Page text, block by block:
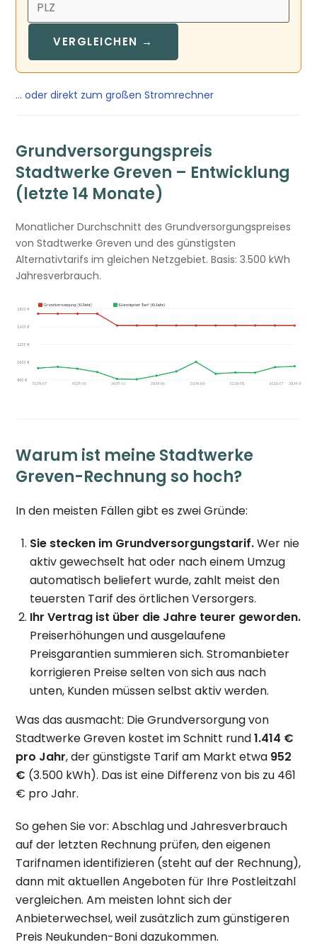
VERGLEICHEN →
… oder direkt zum großen Stromrechner
Grundversorgungspreis
Stadtwerke Greven – Entwicklung
(letzte 14 Monate)
Monatlicher Durchschnitt des Grundversorgungspreises
von Stadtwerke Greven und des günstigsten
Alternativtarifs im gleichen Netzgebiet. Basis: 3.500 kWh
Jahresverbrauch.
Warum ist meine Stadtwerke
Greven-Rechnung so hoch?
In den meisten Fällen gibt es zwei Gründe:
Sie stecken im Grundversorgungstarif.Wer nie
aktiv gewechselt hat oder nach einem Umzug
automatisch beliefert wurde, zahlt meist den
teuersten Tarif des örtlichen Versorgers.
Ihr Vertrag ist über die Jahre teurer geworden.
Preiserhöhungen und ausgelaufene
Preisgarantien summieren sich. Stromanbieter
korrigieren Preise selten von sich aus nach
unten, Kunden müssen selbst aktiv werden.
Was das ausmacht: Die Grundversorgung von
Stadtwerke Greven kostet im Schnitt rund1.414 €
pro Jahr, der günstigste Tarif am Markt etwa 952
€ (3.500 kWh). Das ist eine Differenz von bis zu 461
€ pro Jahr.
So gehen Sie vor: Abschlag und Jahresverbrauch
auf der letzten Rechnung prüfen, den eigenen
Tarifnamen identifizieren (steht auf der Rechnung),
dann mit aktuellen Angeboten für Ihre Postleitzahl
vergleichen. Am meisten lohnt sich der
Anbieterwechsel, weil zusätzlich zum günstigeren
Preis Neukunden-Boni dazukommen.